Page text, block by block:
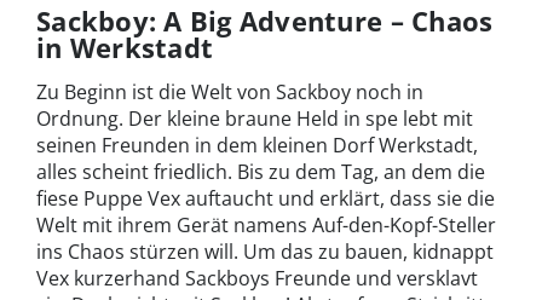
Sackboy: A Big Adventure – Chaos
in Werkstadt
Zu Beginn ist die Welt von Sackboy noch in
Ordnung. Der kleine braune Held in spe lebt mit
seinen Freunden in dem kleinen Dorf Werkstadt,
alles scheint friedlich. Bis zu dem Tag, an dem die
fiese Puppe Vex auftaucht und erklärt, dass sie die
Welt mit ihrem Gerät namens Auf-den-Kopf-Steller
ins Chaos stürzen will. Um das zu bauen, kidnappt
Vex kurzerhand Sackboys Freunde und versklavt